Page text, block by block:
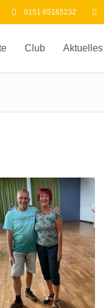
0151 65165232
Club Aktuelles